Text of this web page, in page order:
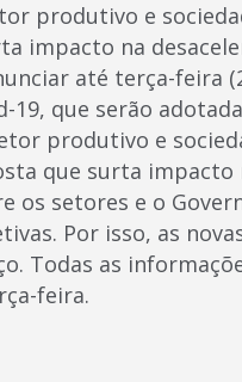
produtivo e
impacto na
até terça-feira
19, que serão
produtivo e
que surta impacto
os setores e o
Por isso, as
Todas as
feira.